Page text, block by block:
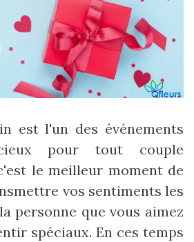
est l'un des événements
pour tout couple
le meilleur moment de
vos sentiments les
personne que vous aimez
spéciaux. En ces temps